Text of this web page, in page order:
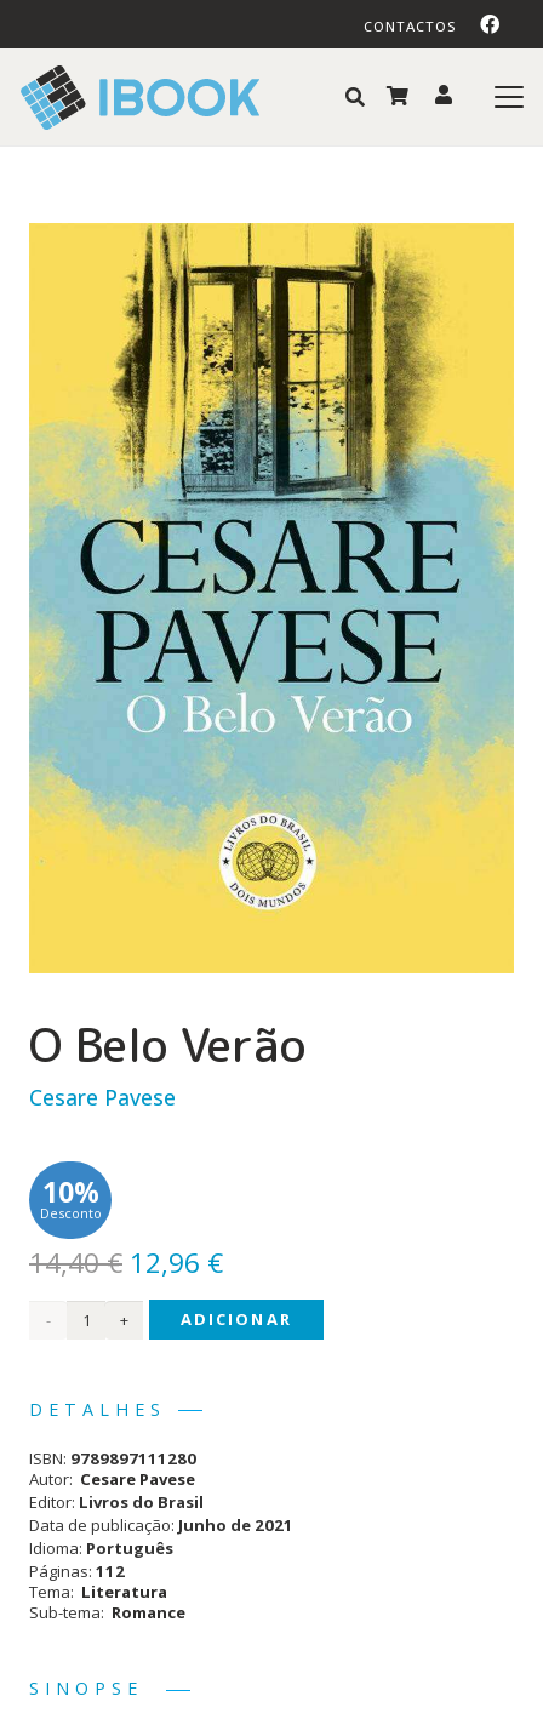
CONTACTOS
O Belo Verão
Cesare Pavese
10%
Desconto
14,40€ O
preço
original
14,40 €.
12,96 €O
preço
atual
Quantidade
ADICIONAR
DETALHES
ISBN: 9789897111280
Autor: Cesare Pavese
Editor: Livros do Brasil
Data de publicação: Junho de 2021
Idioma: Português
Páginas: 112
Tema: Literatura
Sub-tema: Romance
SINOPSE